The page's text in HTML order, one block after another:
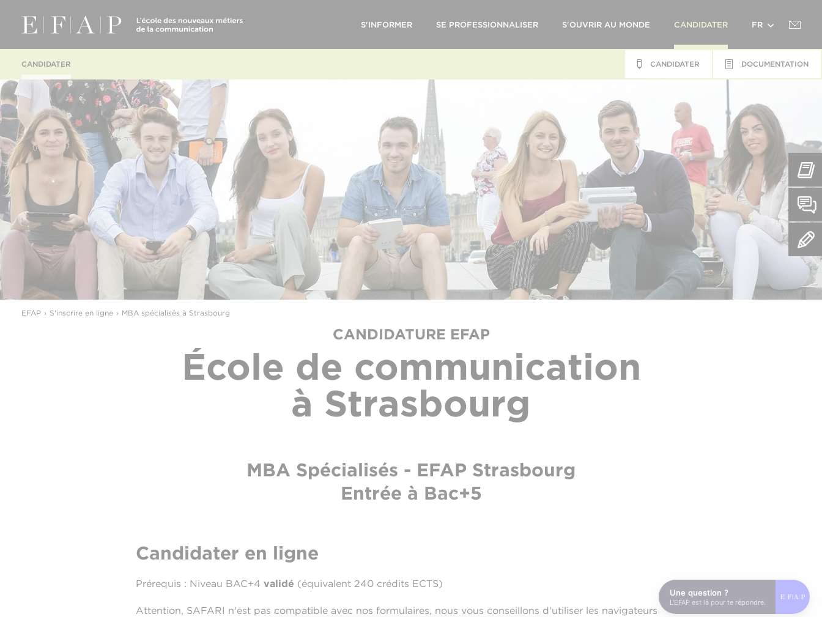
S'INFORMER SE PROFESSIONNALISER S'OUVRIR AU MONDE CANDIDATER FR
CANDIDATER DOCUMENTATION
CANDIDATER
EFAP S'inscrire en ligne MBA spécialisés à Strasbourg
CANDIDATURE EFAP
École de communication
à Strasbourg
MBA Spécialisés - EFAP Strasbourg
Entrée à Bac+5
Candidater en ligne
Prérequis : Niveau BAC+4 validé (équivalent 240 crédits ECTS)
Attention, SAFARI n'est pas compatible avec nos formulaires, nous vous conseillons d'utiliser les navigateurs
Une question ?
L'EFAP est là pour te répondre.